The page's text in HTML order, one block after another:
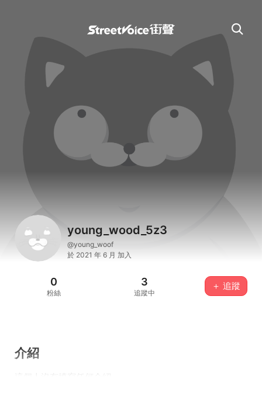
young_wood_5z3
@young_woof
於 2021 年 6 月 加入
0
粉絲
3
追蹤中
＋ 追蹤
介紹